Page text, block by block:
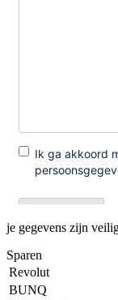
je gegevens zijn
Sparen
Revolut
BUNQ